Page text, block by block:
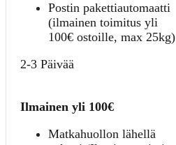
Postin pakettiautomaatti
(ilmainen toimitus yli
100€ ostoille, max 25kg)
2-3 Päivää
Ilmainen yli 100€
Matkahuollon lähellä